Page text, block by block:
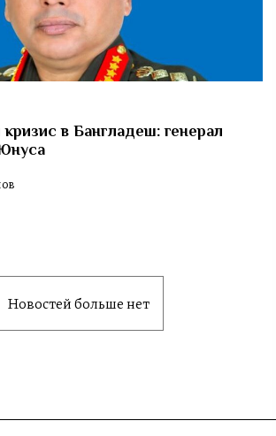
в Бангладеш: генерал
Новостей больше нет